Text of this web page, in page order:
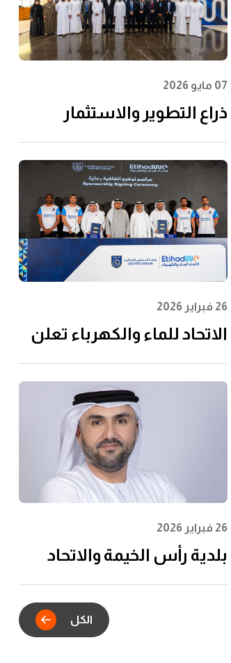
07 مايو 2026
ذراع التطوير والاستثمار
والكهرباء" توقِّع اتفاقية مع
إن إم دي سي إنفرا ولانتانيا
لتنفيذ مشروع محطة الفجيرة
للتحلية سعة 60 مليون جالون
يوميًا
26 فبراير 2026
الاتحاد للماء والكهرباء تعلن
الإماراتية لتعزيز مشاركة
الشباب وتعظيم الأثر
26 فبراير 2026
بلدية رأس الخيمة والاتحاد
الشراكة الاستراتيجية للتكامل
الرقمي في خدمات عقود
الكل